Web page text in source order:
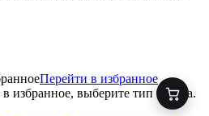
Перейти в избранное
избранное, выберите тип товара.